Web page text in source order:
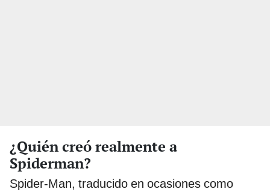
¿Quién creó realmente a
Spiderman?
Spider-Man, traducido en ocasiones como